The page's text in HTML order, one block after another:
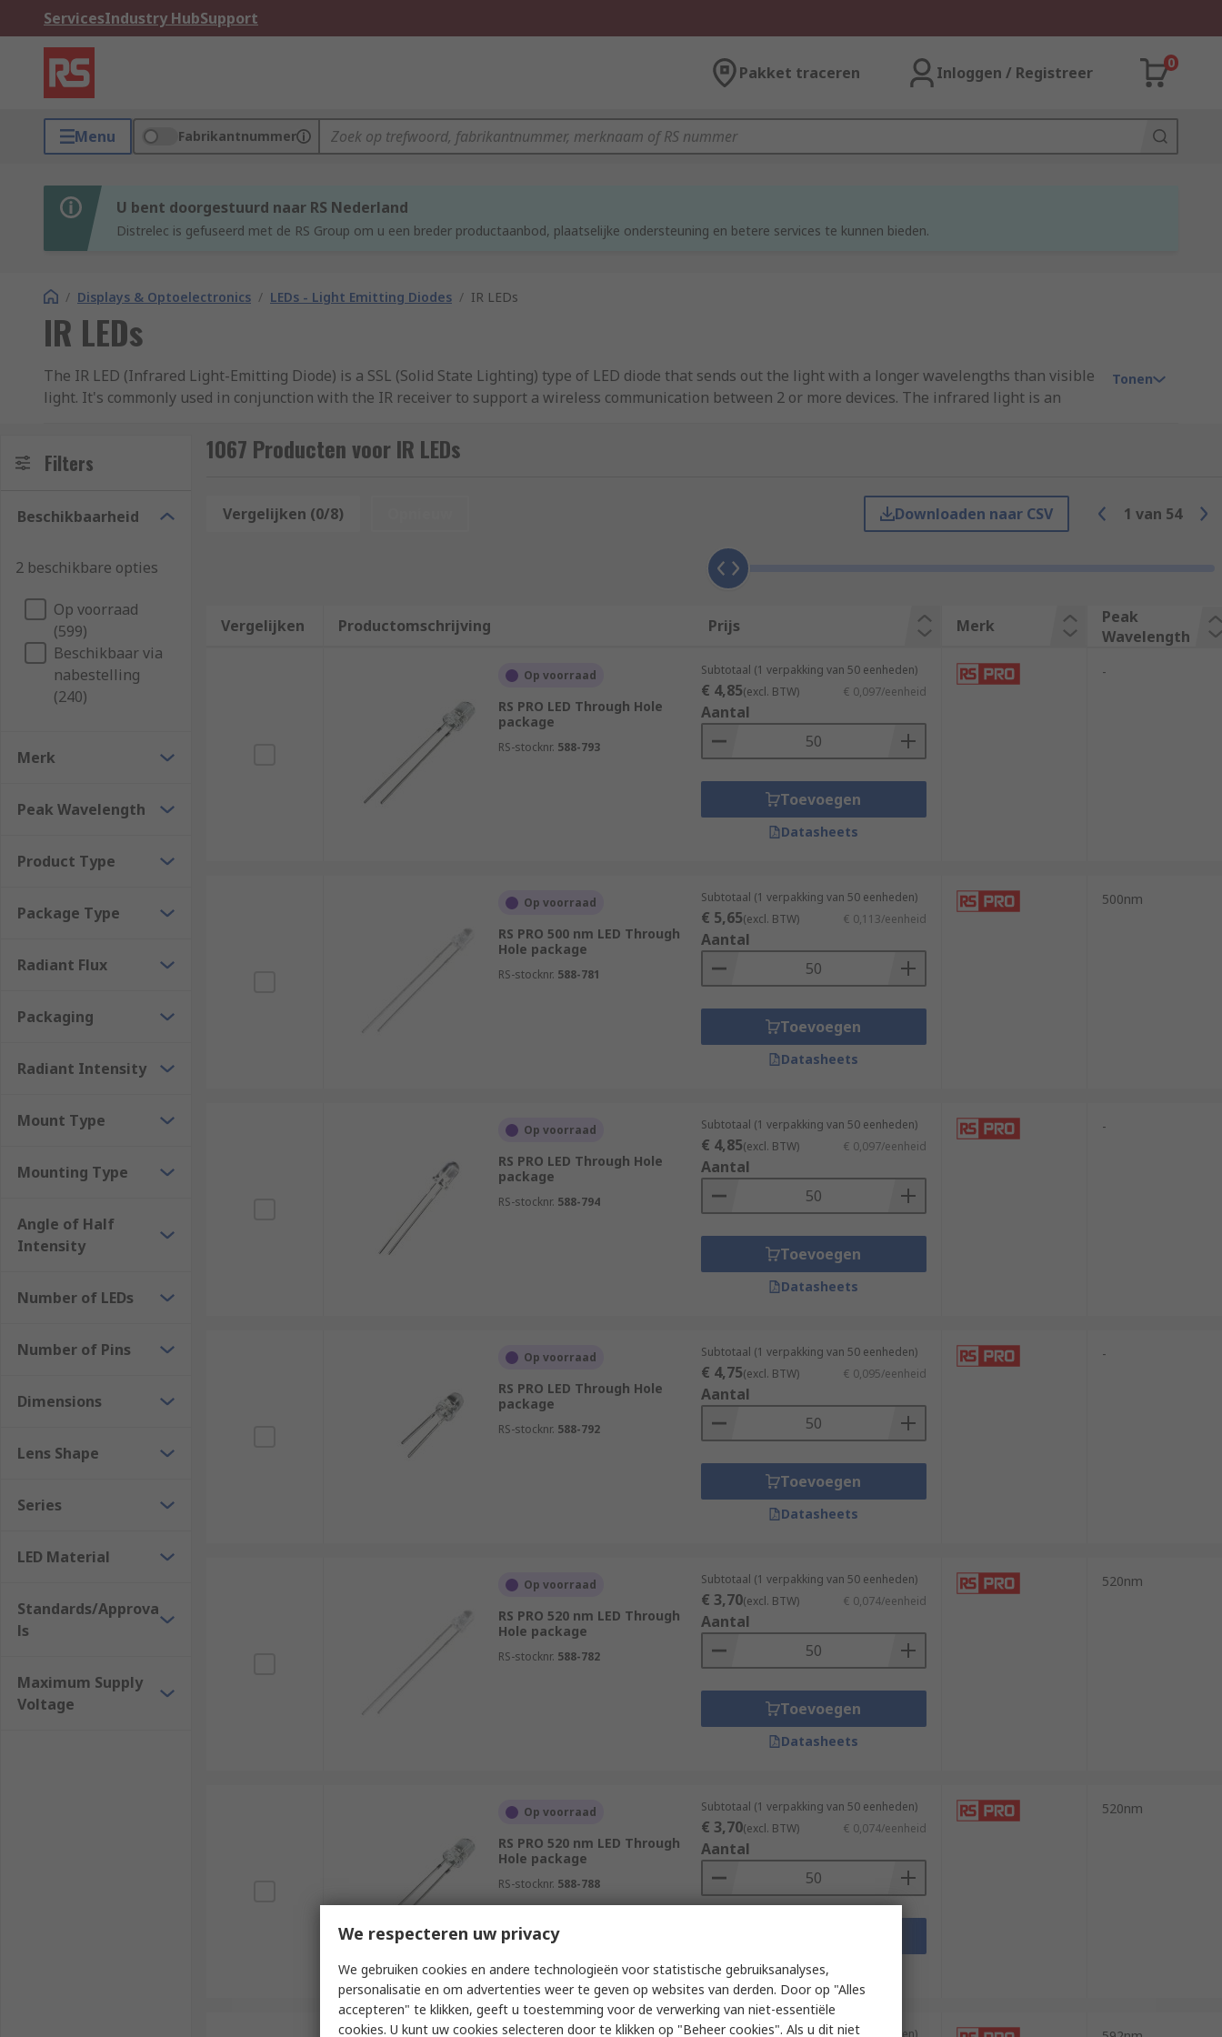
ServicesIndustry HubSupport
Pakket traceren Inloggen / Registreer
0
Menu Fabrikantnummer
U bent doorgestuurd naar RS Nederland
Distrelec is gefuseerd met de RS Group om u een breder productaanbod, plaatselijke ondersteuning en betere services te kunnen bieden.
/ Displays & Optoelectronics / LEDs - Light Emitting Diodes / IR LEDs
IR LEDs
The IR LED (Infrared Light-Emitting Diode) is a SSL (Solid State Lighting) type of LED diode that sends out the light with a longer wavelengths than visible
light. It's commonly used in conjunction with the IR receiver to support a wireless communication between 2 or more devices. The infrared light is an
machine to machine communication.
• Remote controls
• TVs
• Climate control systems
• Audio equipment
• Cameras
• Night vision cameras
Types of IR LEDs categorised by the wavelength:
• 850 nm – suitable for night vision cameras, CCTV monitoring systems, digital photography
• 940 nm – suitable for remote controllers
Tonen
Filters
Beschikbaarheid
2 beschikbare opties
Op voorraad
(599)
Beschikbaar via
nabestelling
(240)
Merk
Peak Wavelength
Product Type
Package Type
Radiant Flux
Packaging
Radiant Intensity
Mount Type
Mounting Type
Angle of Half
Intensity
Number of LEDs
Number of Pins
Dimensions
Lens Shape
Series
LED Material
Standards/Approva
ls
Maximum Supply
Voltage
1067 Producten voor IR LEDs
Vergelijken (0/8) Downloaden naar CSV 1 van 54
Vergelijken Productomschrijving Prijs Merk
Peak
Wavelength
Op voorraad
RS PRO LED Through Hole
package
RS-stocknr. 588-793
Subtotaal (1 verpakking van 50 eenheden)
€ 4,85(excl. BTW) € 0,097/eenheid
Aantal
Toevoegen
Datasheets
-
Op voorraad
RS PRO 500 nm LED Through
Hole package
RS-stocknr. 588-781
Subtotaal (1 verpakking van 50 eenheden)
€ 5,65(excl. BTW) € 0,113/eenheid
Aantal
Toevoegen
Datasheets
500nm
Op voorraad
RS PRO LED Through Hole
package
RS-stocknr. 588-794
Subtotaal (1 verpakking van 50 eenheden)
€ 4,85(excl. BTW) € 0,097/eenheid
Aantal
Toevoegen
Datasheets
-
Op voorraad
RS PRO LED Through Hole
package
RS-stocknr. 588-792
Subtotaal (1 verpakking van 50 eenheden)
€ 4,75(excl. BTW) € 0,095/eenheid
Aantal
Toevoegen
Datasheets
-
Op voorraad
RS PRO 520 nm LED Through
Hole package
RS-stocknr. 588-782
Subtotaal (1 verpakking van 50 eenheden)
€ 3,70(excl. BTW) € 0,074/eenheid
Aantal
Toevoegen
Datasheets
520nm
Op voorraad
RS PRO 520 nm LED Through
Hole package
RS-stocknr. 588-788
Subtotaal (1 verpakking van 50 eenheden)
€ 3,70(excl. BTW) € 0,074/eenheid
Aantal
Datasheets
520nm
Subtotaal (1 verpakking van 50 eenheden)
We respecteren uw privacy
We gebruiken cookies en andere technologieën voor statistische gebruiksanalyses,
personalisatie en om advertenties weer te geven op websites van derden. Door op "Alles
accepteren" te klikken, geeft u toestemming voor de verwerking van niet-essentiële
cookies. U kunt uw cookies selecteren door te klikken op "Beheer cookies". Als u dit niet